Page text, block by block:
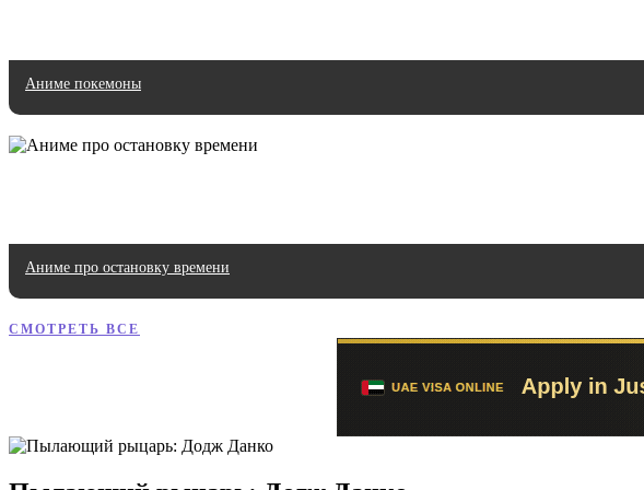
Аниме покемоны
Аниме про остановку времени
СМОТРЕТЬ ВСЕ